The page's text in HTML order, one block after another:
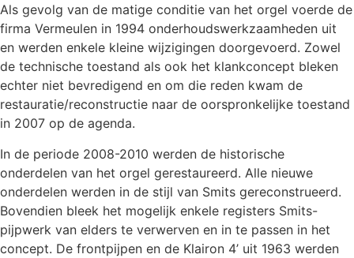
Als gevolg van de matige conditie van het orgel voerde de
firma Vermeulen in 1994 onderhoudswerkzaamheden uit
en werden enkele kleine wijzigingen doorgevoerd. Zowel
de technische toestand als ook het klankconcept bleken
echter niet bevredigend en om die reden kwam de
restauratie/reconstructie naar de oorspronkelijke toestand
in 2007 op de agenda.
In de periode 2008-2010 werden de historische
onderdelen van het orgel gerestaureerd. Alle nieuwe
onderdelen werden in de stijl van Smits gereconstrueerd.
Bovendien bleek het mogelijk enkele registers Smits-
pijpwerk van elders te verwerven en in te passen in het
concept. De frontpijpen en de Klairon 4’ uit 1963 werden